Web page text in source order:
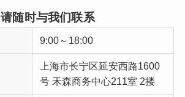
请随时与我们联系
9:00～18:00
上海市长宁区延安西路1600
号 禾森商务中心211室 2搂